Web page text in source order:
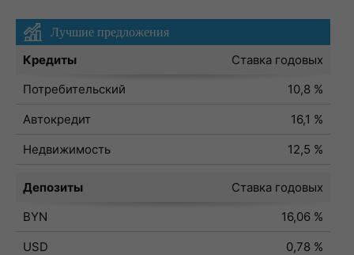
Лучшие предложения
Кредиты
Ставка годовых
Потребительский
10,8 %
Автокредит
16,1 %
Недвижимость
12,5 %
Депозиты
Ставка годовых
BYN
16,06 %
USD
0,78 %